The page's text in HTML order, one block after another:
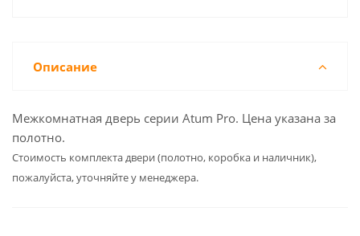
Описание
Межкомнатная дверь серии Atum Pro. Цена указана за
полотно.
Cтоимость комплекта двери (полотно, коробка и наличник),
пожалуйста, уточняйте у менеджера.